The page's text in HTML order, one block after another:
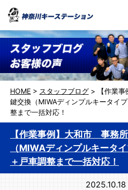
HOME > スタッフブログ >
【作業
鍵交換（MIWAディンプルキータイ
整まで一括対応！
【作業事例】大和市 事務
（MIWAディンプルキータ
＋戸車調整まで一括対応！
2025.10.18